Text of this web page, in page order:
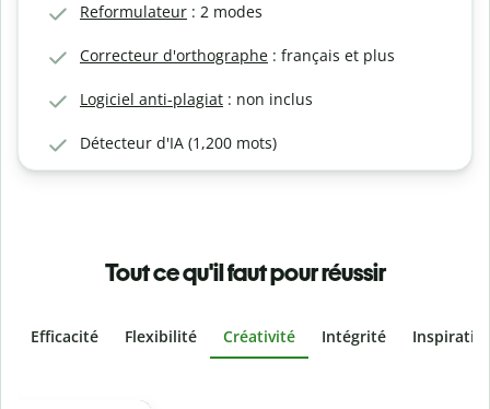
Reformulateur : 2 modes
Correcteur d'orthographe : français et plus
Logiciel anti-plagiat : non inclus
Détecteur d'IA (1,200 mots)
Tout ce qu'il faut pour réussir
Efficacité Flexibilité Créativité Intégrité